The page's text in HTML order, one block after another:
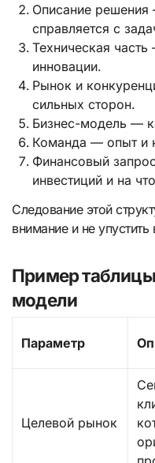
Описание решения
справляется с
Техническая
инновации.
Рынок и
сильных сторон.
Бизнес-модель —
Команда — опыт и
Финансовый
инвестиций и на
Следование этой
внимание и не
Пример
модели
Параметр
Целевой рынок